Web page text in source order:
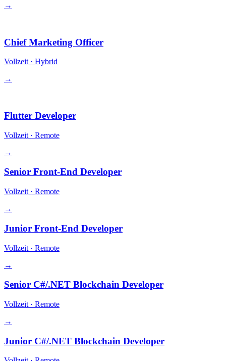
→
Chief Marketing Officer
Vollzeit · Hybrid
→
Flutter Developer
Vollzeit · Remote
→
Senior Front-End Developer
Vollzeit · Remote
→
Junior Front-End Developer
Vollzeit · Remote
→
Senior C#/.NET Blockchain Developer
Vollzeit · Remote
→
Junior C#/.NET Blockchain Developer